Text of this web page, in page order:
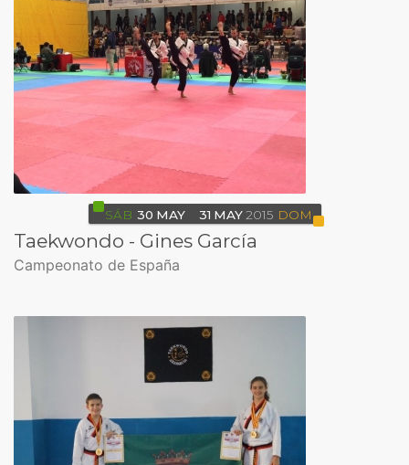
SÁB 30 MAY 31 MAY 2015 DOM
Taekwondo - Gines García
Campeonato de España